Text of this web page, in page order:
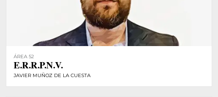
ÁREA 52
E.R.R.P.N.V.
JAVIER MUÑOZ DE LA CUESTA